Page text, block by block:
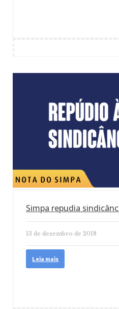
Simpa repudia
13 de dezembro de 2018
Leia mais